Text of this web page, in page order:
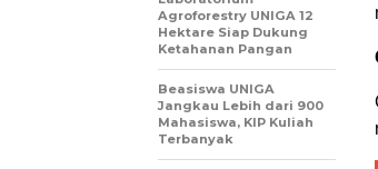
Agroforestry UNIGA 12
Hektare Siap Dukung
Ketahanan Pangan
Beasiswa UNIGA
Jangkau Lebih dari 900
Mahasiswa, KIP Kuliah
Terbanyak